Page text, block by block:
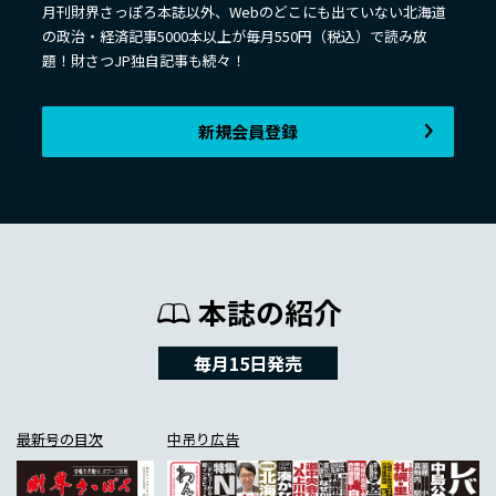
月刊財界さっぽろ本誌以外、Webのどこにも出ていない北海道
の政治・経済記事5000本以上が毎月550円（税込）で読み放
題！財さつJP独自記事も続々！
新規会員登録
本誌の紹介
毎月15日発売
最新号の目次 中吊り広告